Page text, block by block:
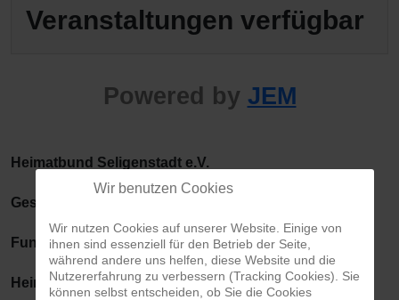
Veranstaltungen verfügbar
Powered by JEM
Heimatbund Seligenstadt e.V.
Geschäftsstelle: Aschaffenburger Str. 1
Fundus/
Heimatbundhalle: Am Eichwald 7
Wir benutzen Cookies
Wir nutzen Cookies auf unserer Website. Einige von
ihnen sind essenziell für den Betrieb der Seite,
während andere uns helfen, diese Website und die
Nutzererfahrung zu verbessern (Tracking Cookies). Sie
können selbst entscheiden, ob Sie die Cookies